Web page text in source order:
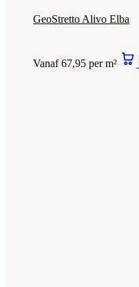
GeoStretto Alivo Elba
Vanaf 67,95 per m²